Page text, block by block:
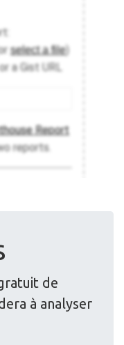
de
à analyser